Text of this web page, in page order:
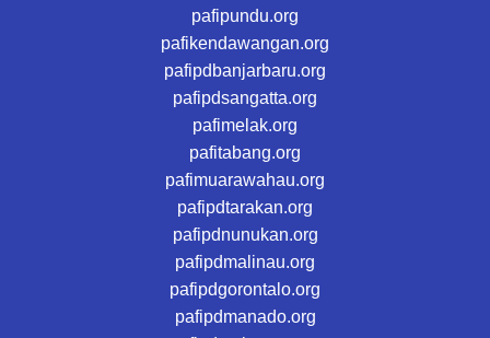
pafipundu.org
pafikendawangan.org
pafipdbanjarbaru.org
pafipdsangatta.org
pafimelak.org
pafitabang.org
pafimuarawahau.org
pafipdtarakan.org
pafipdnunukan.org
pafipdmalinau.org
pafipdgorontalo.org
pafipdmanado.org